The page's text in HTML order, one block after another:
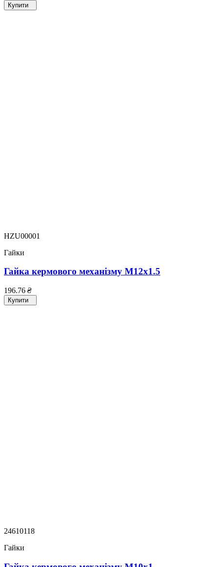
Купити
HZU00001
Гайки
Гайка кермового механізму M12x1.5
196.76 ₴
Купити
24610118
Гайки